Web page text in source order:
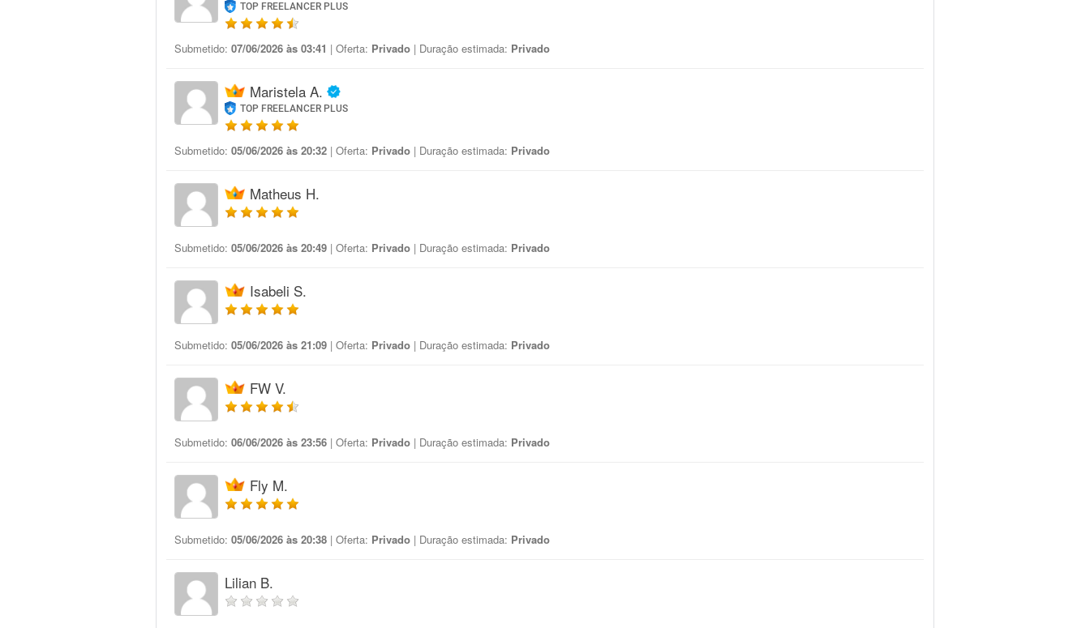
TOP FREELANCER PLUS
Submetido: 07/06/2026 às 03:41 | Oferta: Privado | Duração estimada: Privado
Maristela A.
TOP FREELANCER PLUS
Submetido: 05/06/2026 às 20:32 | Oferta: Privado | Duração estimada: Privado
Matheus H.
Submetido: 05/06/2026 às 20:49 | Oferta: Privado | Duração estimada: Privado
Isabeli S.
Submetido: 05/06/2026 às 21:09 | Oferta: Privado | Duração estimada: Privado
FW V.
Submetido: 06/06/2026 às 23:56 | Oferta: Privado | Duração estimada: Privado
Fly M.
Submetido: 05/06/2026 às 20:38 | Oferta: Privado | Duração estimada: Privado
Lilian B.